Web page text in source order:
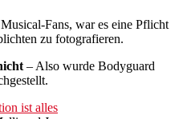
Fans, war es eine Pflicht
zu fotografieren.
– Also wurde Bodyguard